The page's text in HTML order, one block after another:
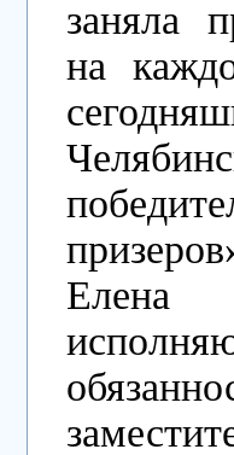
заняла
на